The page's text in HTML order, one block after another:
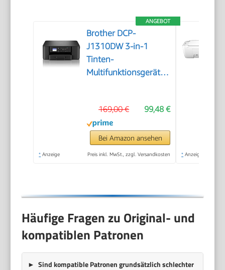
ANGEBOT
Brother DCP-
J1310DW 3-in-1
Tinten-
Multifunktionsgerät
99,48 €
169,00 €
Bei Amazon ansehen
* Anzeige Preis inkl. MwSt., zzgl. Versandkosten * Anzeige
Häufige Fragen zu Original- und
kompatiblen Patronen
Sind kompatible Patronen grundsätzlich schlechter